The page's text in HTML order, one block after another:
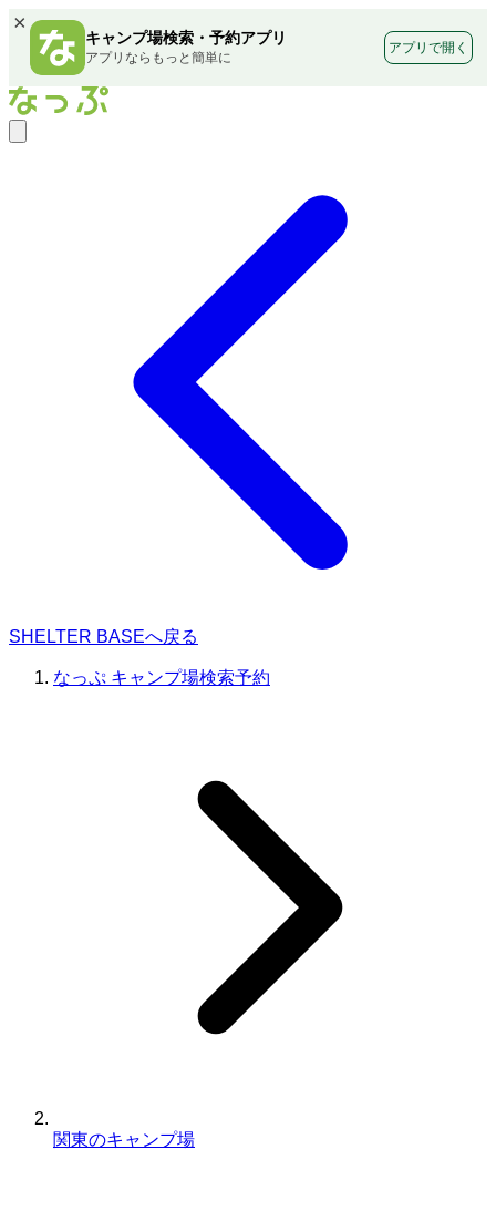
×
キャンプ場検索・予約アプリ
アプリならもっと簡単に
アプリで開く
SHELTER BASEへ戻る
なっぷ キャンプ場検索予約
関東のキャンプ場